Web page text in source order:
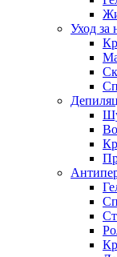
Уход за